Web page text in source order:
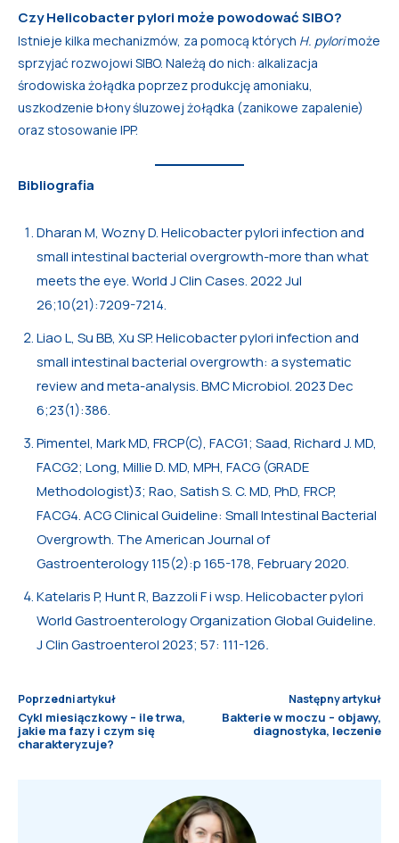
Czy Helicobacter pylori może powodować SIBO?
Istnieje kilka mechanizmów, za pomocą których H. pylorimoże
sprzyjać rozwojowi SIBO. Należą do nich: alkalizacja
środowiska żołądka poprzez produkcję amoniaku,
uszkodzenie błony śluzowej żołądka (zanikowe zapalenie)
oraz stosowanie IPP.
Bibliografia
Dharan M, Wozny D. Helicobacter pylori infection and
small intestinal bacterial overgrowth-more than what
meets the eye. World J Clin Cases. 2022 Jul
26;10(21):7209-7214.
Liao L, Su BB, Xu SP. Helicobacter pylori infection and
small intestinal bacterial overgrowth: a systematic
review and meta-analysis. BMC Microbiol. 2023 Dec
6;23(1):386.
Pimentel, Mark MD, FRCP(C), FACG1; Saad, Richard J. MD,
FACG2; Long, Millie D. MD, MPH, FACG (GRADE
Methodologist)3; Rao, Satish S. C. MD, PhD, FRCP,
FACG4. ACG Clinical Guideline: Small Intestinal Bacterial
Overgrowth. The American Journal of
Gastroenterology 115(2):p 165-178, February 2020.
Katelaris P, Hunt R, Bazzoli F i wsp. Helicobacter pylori
World Gastroenterology Organization Global Guideline.
J Clin Gastroenterol 2023; 57: 111-126.
Poprzedni artykuł
Cykl miesiączkowy – ile trwa,
jakie ma fazy i czym się
charakteryzuje?
Następny artykuł
Bakterie w moczu – objawy,
diagnostyka, leczenie